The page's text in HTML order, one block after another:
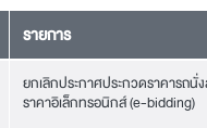
รายการ
ยกเลิกประกาศประกวดราคารถ
ราคาอิเล็กทรอนิกส์ (e-bidding)